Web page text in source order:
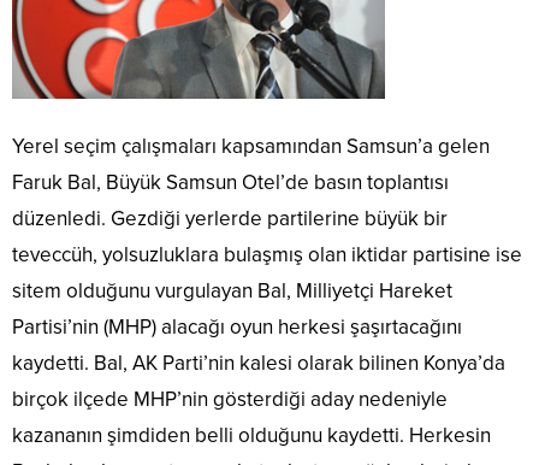
Yerel seçim çalışmaları kapsamından Samsun’a gelen
Faruk Bal, Büyük Samsun Otel’de basın toplantısı
düzenledi. Gezdiği yerlerde partilerine büyük bir
teveccüh, yolsuzluklara bulaşmış olan iktidar partisine ise
sitem olduğunu vurgulayan Bal, Milliyetçi Hareket
Partisi’nin (MHP) alacağı oyun herkesi şaşırtacağını
kaydetti. Bal, AK Parti’nin kalesi olarak bilinen Konya’da
birçok ilçede MHP’nin gösterdiği aday nedeniyle
kazananın şimdiden belli olduğunu kaydetti. Herkesin